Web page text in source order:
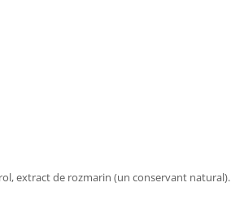
extract de rozmarin (un conservant natural).